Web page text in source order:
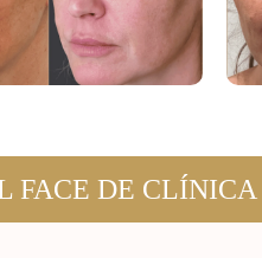
FACE DE